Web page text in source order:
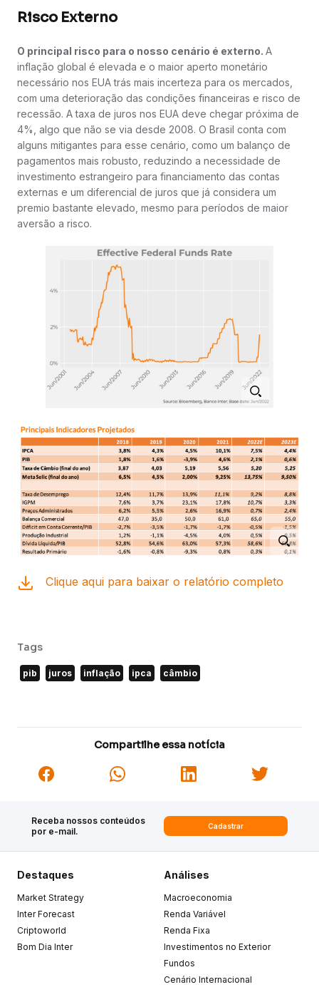
Risco Externo
O principal risco para o nosso cenário é externo. A
inflação global é elevada e o maior aperto monetário
necessário nos EUA trás mais incerteza para os mercados,
com uma deterioração das condições financeiras e risco de
recessão. A taxa de juros nos EUA deve chegar próxima de
4%, algo que não se via desde 2008. O Brasil conta com
alguns mitigantes para esse cenário, como um balanço de
pagamentos mais robusto, reduzindo a necessidade de
investimento estrangeiro para financiamento das contas
externas e um diferencial de juros que já considera um
premio bastante elevado, mesmo para períodos de maior
aversão a risco.
Clique aqui para baixar o relatório completo
Tags
pib juros inflação ipca câmbio
Compartilhe essa notícia
Receba nossos conteúdos
por e-mail.
Cadastrar
Destaques
Market Strategy
Inter Forecast
Criptoworld
Bom Dia Inter
Análises
Macroeconomia
Renda Variável
Renda Fixa
Investimentos no Exterior
Fundos
Cenário Internacional